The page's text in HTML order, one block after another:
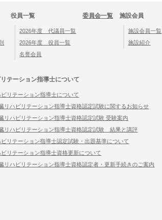
役員一覧
2026年度 代議員一覧
2026年度 役員一覧
名誉会員
委員会一覧 施設会員
施設会員一覧
施設紹介
テーション指導士について
リテーション指導士について
リハビリテーション指導士資格認定試験に関するお知らせ
リハビリテーション指導士資格認定試験 受験案内
リハビリテーション指導士資格認定試験 結果と講評
リテーション指導士認定試験・出題基準について
リテーション指導士資格更新について
リハビリテーション指導士資格認定者・更新手続きのご案内